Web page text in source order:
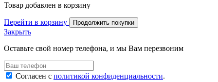
Товар добавлен в корзину
Перейти в корзину Продолжить покупки
Закрыть
Оставьте свой номер телефона, и мы Вам перезвоним
Согласен с политикой конфиденциальности.